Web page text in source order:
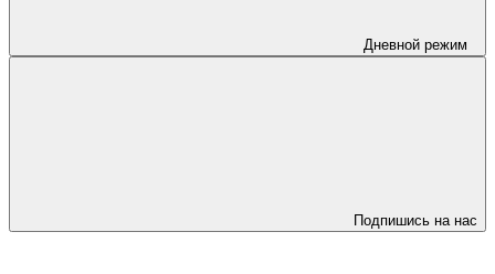
Дневной режим
Подпишись на нас